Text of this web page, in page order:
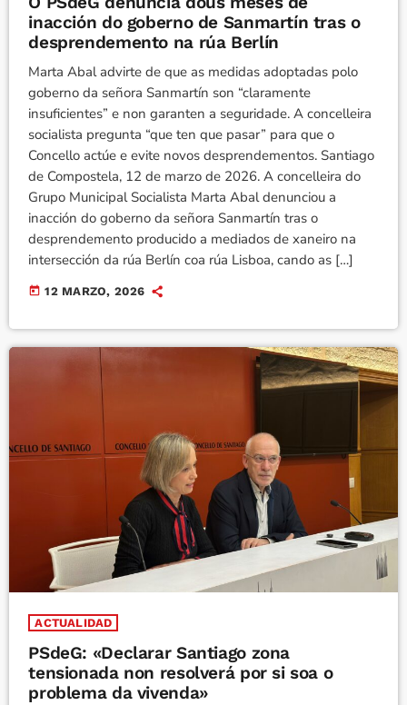
inacción do goberno de Sanmartín tras o
desprendemento na rúa Berlín
Marta Abal advirte de que as medidas adoptadas polo
goberno da señora Sanmartín son “claramente
insuficientes” e non garanten a seguridade. A concelleira
socialista pregunta “que ten que pasar” para que o
Concello actúe e evite novos desprendementos. Santiago
de Compostela, 12 de marzo de 2026. A concelleira do
Grupo Municipal Socialista Marta Abal denunciou a
inacción do goberno da señora Sanmartín tras o
desprendemento producido a mediados de xaneiro na
intersección da rúa Berlín coa rúa Lisboa, cando as […]
today 12 MARZO, 2026
ACTUALIDAD
PSdeG: «Declarar Santiago zona
tensionada non resolverá por si soa o
problema da vivenda»